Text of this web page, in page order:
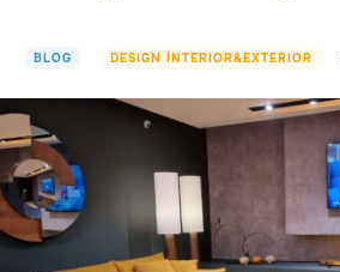
BLOG DESIGN INTERIOR&EXTERIOR